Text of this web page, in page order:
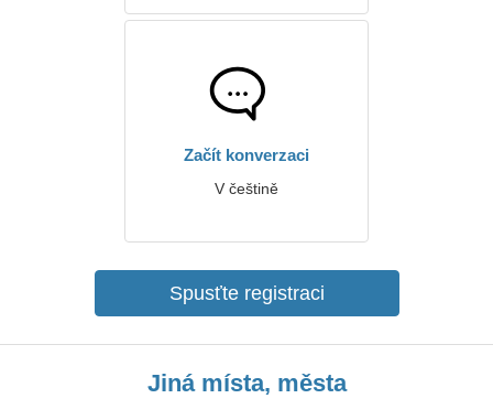
Začít konverzaci
V češtině
Spusťte registraci
Jiná místa, města